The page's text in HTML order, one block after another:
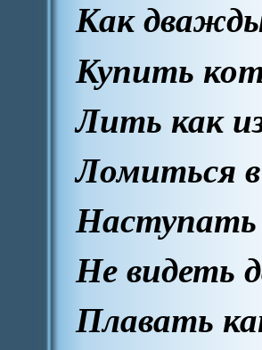
Как
Купить
Лить как
Ломиться
Наступать
Не видеть
Плавать